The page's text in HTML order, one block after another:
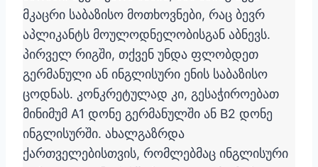
მკაცრი საბაზისო მოთხოვნები, რაც ბევრ
აპლიკანტს მოულოდნელობისგან აბნევს.
პირველ რიგში, თქვენ უნდა ფლობდეთ
გერმანული ან ინგლისური ენის საბაზისო
ცოდნას. კონკრეტულად კი, გესაჭიროებათ
მინიმუმ A1 დონე გერმანულში ან B2 დონე
ინგლისურში. ახალგაზრდა
ქართველებისთვის, რომლებმაც ინგლისური